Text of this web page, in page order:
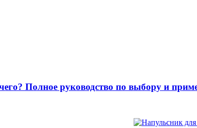
Полное руководство по выбору и